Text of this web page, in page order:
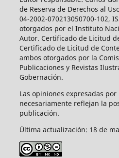
de Reserva de Derechos al
04-2002-070213050700-102,
otorgados por el Instituto
Autor. Certificado de Licitud
Certificado de Licitud de
ambos otorgados por la
Publicaciones y Revistas
Gobernación.
Las opiniones expresadas
necesariamente reflejan la
publicación.
Última actualización: 18 de